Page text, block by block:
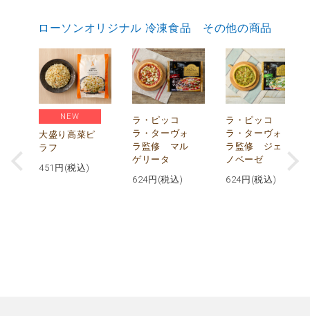
ローソンオリジナル 冷凍食品 その他の商品
NEW
大盛り高菜ピ
ラフ
451 円(税込)
ラ・ピッコ
ラ・ターヴォ
ラ監修 マル
ゲリータ
624円(税込)
ラ・ピッコ
ラ・ターヴォ
ラ監修 ジェ
ノベーゼ
624円(税込)